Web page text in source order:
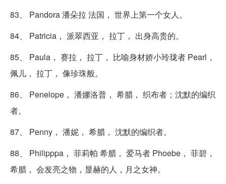
83、 Pandora 潘朵拉 法国， 世界上第一个女人。
84、 Patricia， 派翠西亚， 拉丁， 出身高贵的。
85、 Paula， 赛拉， 拉丁， 比喻身材娇小玲珑者 Pearl，
佩儿， 拉丁， 像珍珠般。
86、 Penelope， 潘娜洛普， 希腊， 织布者；沈默的编织
者。
87、 Penny， 潘妮， 希腊， 沈默的编织者。
88、 Philipppa， 菲莉帕 希腊， 爱马者 Phoebe， 菲碧，
希腊， 会发亮之物，显赫的人，月之女神。